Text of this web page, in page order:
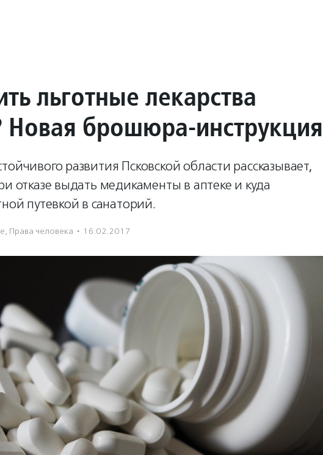
льготные лекарства
Новая брошюра-инструкция
развития Псковской области рассказывает,
отказе выдать медикаменты в аптеке и куда
путевкой в санаторий.
, Права человека · 16.02.2017